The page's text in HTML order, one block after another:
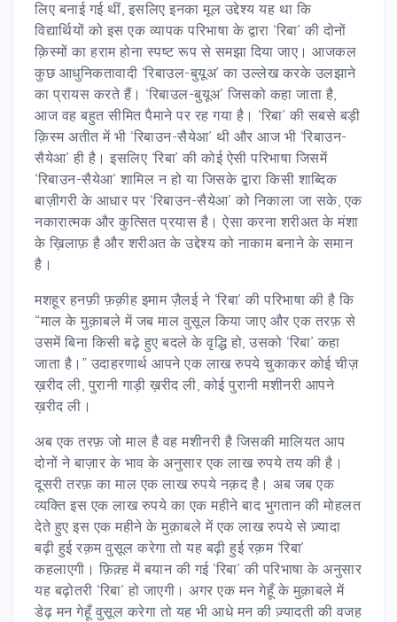
लिए बनाई गई थीं, इसलिए इनका मूल उद्देश्य यह था कि
विद्यार्थियों को इस एक व्यापक परिभाषा के द्वारा ‘रिबा’ की दोनों
क़िस्मों का हराम होना स्पष्ट रूप से समझा दिया जाए। आजकल
कुछ आधुनिकतावादी ‘रिबाउल-बुयूअ’ का उल्लेख करके उलझाने
का प्रायस करते हैं। ‘रिबाउल-बुयूअ’ जिसको कहा जाता है,
आज वह बहुत सीमित पैमाने पर रह गया है। ‘रिबा’ की सबसे बड़ी
क़िस्म अतीत में भी ‘रिबाउन-सैयेआ’ थी और आज भी ‘रिबाउन-
सैयेआ’ ही है। इसलिए ‘रिबा’ की कोई ऐसी परिभाषा जिसमें
‘रिबाउन-सैयेआ’ शामिल न हो या जिसके द्वारा किसी शाब्दिक
बाज़ीगरी के आधार पर ‘रिबाउन-सैयेआ’ को निकाला जा सके, एक
नकारात्मक और कुत्सित प्रयास है। ऐसा करना शरीअत के मंशा
के ख़िलाफ़ है और शरीअत के उद्देश्य को नाकाम बनाने के समान
है।
मशहूर हनफ़ी फ़क़ीह इमाम ज़ैलई ने ‘रिबा’ की परिभाषा की है कि
“माल के मुक़ाबले में जब माल वुसूल किया जाए और एक तरफ़ से
उसमें बिना किसी बढ़े हुए बदले के वृद्धि हो, उसको ‘रिबा’ कहा
जाता है।” उदाहरणार्थ आपने एक लाख रुपये चुकाकर कोई चीज़
ख़रीद ली, पुरानी गाड़ी ख़रीद ली, कोई पुरानी मशीनरी आपने
ख़रीद ली।
अब एक तरफ़ जो माल है वह मशीनरी है जिसकी मालियत आप
दोनों ने बाज़ार के भाव के अनुसार एक लाख रुपये तय की है।
दूसरी तरफ़ का माल एक लाख रुपये नक़द है। अब जब एक
व्यक्ति इस एक लाख रुपये का एक महीने बाद भुगतान की मोहलत
देते हुए इस एक महीने के मुक़ाबले में एक लाख रुपये से ज़्यादा
बढ़ी हुई रक़म वुसूल करेगा तो यह बढ़ी हुई रक़म ‘रिबा’
कहलाएगी। फ़िक़्ह में बयान की गई ‘रिबा’ की परिभाषा के अनुसार
यह बढ़ोतरी ‘रिबा’ हो जाएगी। अगर एक मन गेहूँ के मुक़ाबले में
डेढ़ मन गेहूँ वुसूल करेगा तो यह भी आधे मन की ज़्यादती की वजह